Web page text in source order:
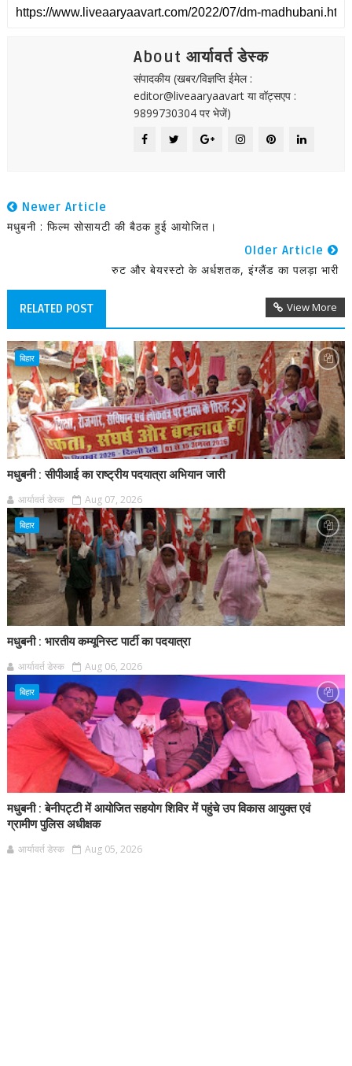
About आर्यावर्त डेस्क
संपादकीय (खबर/विज्ञप्ति ईमेल :
editor@liveaaryaavart या वॉट्सएप :
9899730304 पर भेजें)
Newer Article
मधुबनी : फिल्म सोसायटी की बैठक हुई आयोजित।
Older Article
रुट और बेयरस्टो के अर्धशतक, इंग्लैंड का पलड़ा भारी
RELATED POST View More
बिहार
मधुबनी : सीपीआई का राष्ट्रीय पदयात्रा अभियान जारी
आर्यावर्त डेस्क Aug 07, 2026
बिहार
मधुबनी : भारतीय कम्यूनिस्ट पार्टी का पदयात्रा
आर्यावर्त डेस्क Aug 06, 2026
बिहार
मधुबनी : बेनीपट्टी में आयोजित सहयोग शिविर में पहुंचे उप विकास आयुक्त एवं
ग्रामीण पुलिस अधीक्षक
आर्यावर्त डेस्क Aug 05, 2026